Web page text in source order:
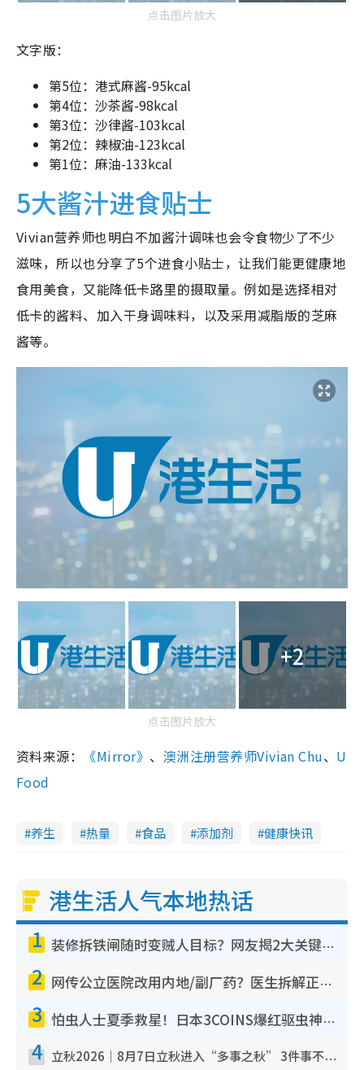
点击图片放大
文字版：
第5位：港式麻酱-95kcal
第4位：沙茶酱-98kcal
第3位：沙律酱-103kcal
第2位：辣椒油-123kcal
第1位：麻油-133kcal
5大酱汁进食贴士
Vivian营养师也明白不加酱汁调味也会令食物少了不少
滋味，所以也分享了5个进食小贴士，让我们能更健康地
食用美食，又能降低卡路里的摄取量。例如是选择相对
低卡的酱料、加入干身调味料，以及采用减脂版的芝麻
酱等。
+2
点击图片放大
资料来源： 《Mirror》 、 澳洲注册营养师Vivian Chu、 U
Food
养生 热量 食品 添加剂 健康快讯
港生活人气本地热话
1 装修拆铁闸随时变贼人目标？网友揭2大关键用途：装新款等于白装？附新旧铁闸分别
2 网传公立医院改用内地/副厂药？医生拆解正副厂分别，揭4类人换药随时出事
3 怕虫人士夏季救星！日本3COINS爆红驱虫神器$45起 1招“全程免触碰”轻松搞定小强
4 立秋2026｜8月7日立秋进入“多事之秋” 3件事不可做！专家教6招开运 清杂物／钱包纳气接好运